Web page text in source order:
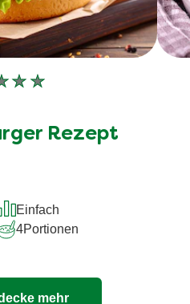
Keine
für
Rezept
Einfach
4Portionen
mehr